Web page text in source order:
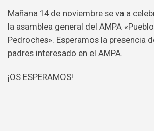
Mañana 14 de noviembre se va a
la asamblea general del AMPA
Pedroches». Esperamos la presencia
padres interesado en el AMPA.
¡OS ESPERAMOS!